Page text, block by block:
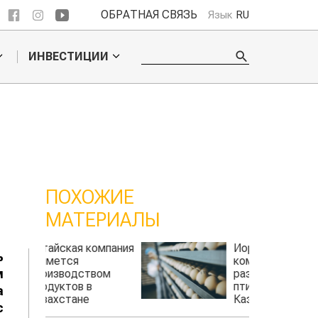
ОБРАТНАЯ СВЯЗЬ Язык RU
ИНВЕСТИЦИИ
ПОХОЖИЕ
МАТЕРИАЛЫ
Иорданская
компания намерена
развивать
птицеводство в
Казахстане